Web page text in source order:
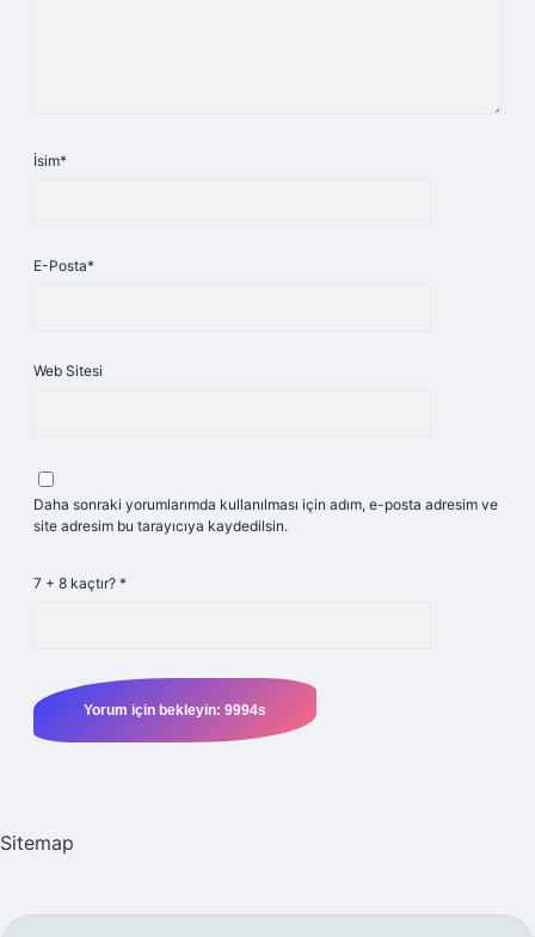
İsim*
E-Posta*
Web Sitesi
Daha sonraki yorumlarımda kullanılması için adım, e-posta adresim ve
site adresim bu tarayıcıya kaydedilsin.
7 + 8 kaçtır? *
Sitemap